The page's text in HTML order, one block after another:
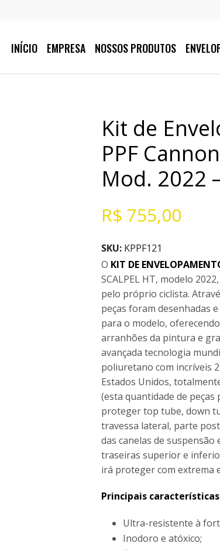
INÍCIO EMPRESA NOSSOS PRODUTOS
Kit de
PPF
Mod. 2022
R$ 755,00
SKU: KPPF121
O KIT DE
SCALPEL HT, modelo
pelo próprio ciclista.
peças foram desenhadas
para o modelo,
arranhões da pintura e
avançada tecnologia
poliuretano com incríveis
Estados Unidos,
(esta quantidade de
proteger top tube, down
travessa lateral, parte
das canelas de
traseiras superior e
irá proteger com extrema
Principais
Ultra-resistente à
Inodoro e atóxico;